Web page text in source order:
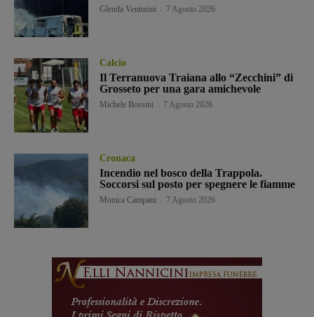
Glenda Venturini 7 Agosto 2026
Calcio
Il Terranuova Traiana allo “Zecchini” di
Grosseto per una gara amichevole
Michele Bossini 7 Agosto 2026
Cronaca
Incendio nel bosco della Trappola.
Soccorsi sul posto per spegnere le fiamme
Monica Campani 7 Agosto 2026